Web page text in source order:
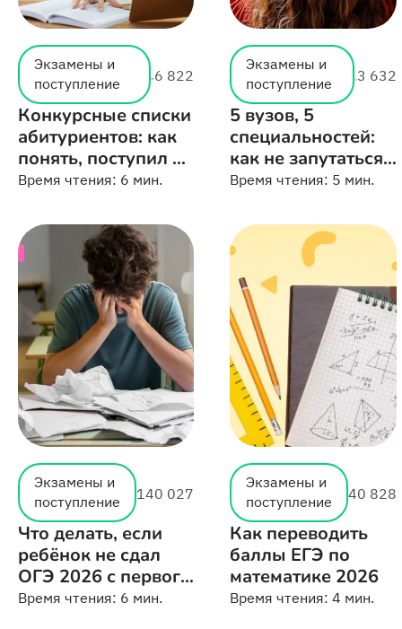
Экзамены и
поступление
6 822
Конкурсные списки
абитуриентов: как
понять, поступил ли
ребёнок
Время чтения: 6 мин.
Экзамены и
поступление
3 632
5 вузов, 5
специальностей:
как не запутаться
и выбрать
Время чтения: 5 мин.
Экзамены и
поступление
140 027
Что делать, если
ребёнок не сдал
ОГЭ 2026 с первого
раза
Время чтения: 6 мин.
Экзамены и
поступление
40 828
Как переводить
баллы ЕГЭ по
математике 2026
Время чтения: 4 мин.